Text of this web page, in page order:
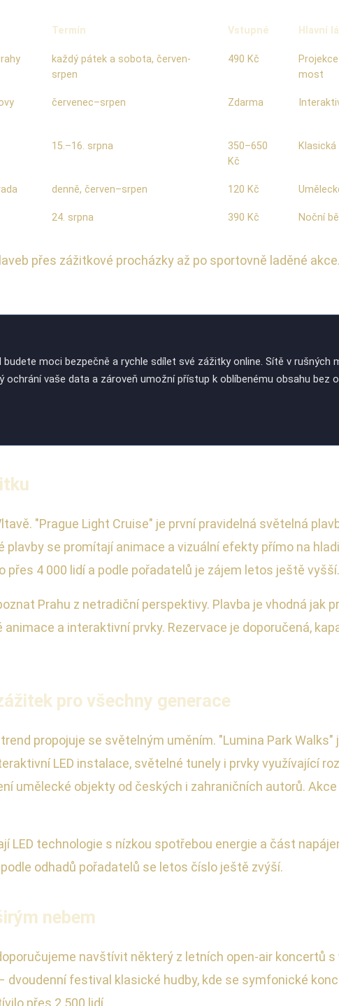
Termín Vstupné Hlavní
každý pátek a sobota, červen-
srpen
490 Kč
most
červenec–srpen Zdarma
15.–16. srpna
350–650
Kč
denně, červen–srpen 120 Kč
24. srpna 390 Kč Noční
přes zážitkové procházky až po sportovně laděné
moci bezpečně a rychle sdílet své zážitky online. Sítě v rušných
vaše data a zároveň umožní přístup k oblíbenému obsahu bez
"Prague Light Cruise" je první pravidelná světelná
se promítají animace a vizuální efekty přímo na
4 000 lidí a podle pořadatelů je zájem letos ještě vyšší.
Prahu z netradiční perspektivy. Plavba je vhodná jak
a interaktivní prvky. Rezervace je doporučená,
pro všechny generace
propojuje se světelným uměním. "Lumina Park
LED instalace, světelné tunely i prvky využívající
umělecké objekty od českých i zahraničních autorů.
technologie s nízkou spotřebou energie a část
odhadů pořadatelů se letos číslo ještě zvýší.
nebem
navštívit některý z letních open-air koncertů
festival klasické hudby, kde se symfonické
přes 2 500 lidí.